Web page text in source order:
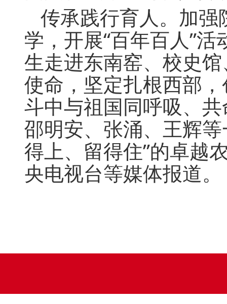
传承践行育人。加强
学，开展“百年百人”
生走进东南窑、校史
使命，坚定扎根西部
斗中与祖国同呼吸、
邵明安、张涌、王辉
得上、留得住”的卓越
央电视台等媒体报道。